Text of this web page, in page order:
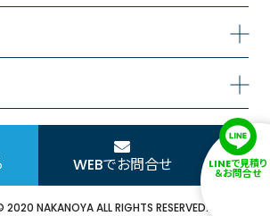
WEBでお問合せ LINEで見積り
＆お問合せ
NAKANOYA ALL RIGHTS RESERVED.